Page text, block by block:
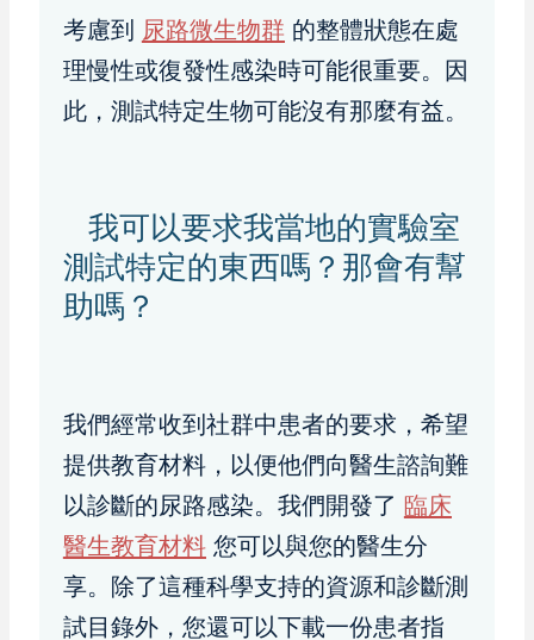
考慮到 尿路微生物群 的整體狀態在處
理慢性或復發性感染時可能很重要。因
此，測試特定生物可能沒有那麼有益。
我可以要求我當地的實驗室
測試特定的東西嗎？那會有幫
助嗎？
我們經常收到社群中患者的要求，希望
提供教育材料，以便他們向醫生諮詢難
以診斷的尿路感染。我們開發了 臨床
醫生教育材料 您可以與您的醫生分
享。除了這種科學支持的資源和診斷測
試目錄外，您還可以下載一份患者指